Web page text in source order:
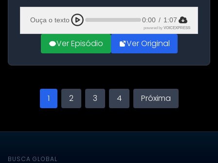
Aeroporto de Aqaba, na Jordânia, durante a
21ª fase da Operação Nasr 2. A...
Ouça o texto 0:00 / 1:07
powered by VOICEXPRESS
Ver Episódio Ver Original
1 2 3 4 Próxima
BUSCA GLOBAL